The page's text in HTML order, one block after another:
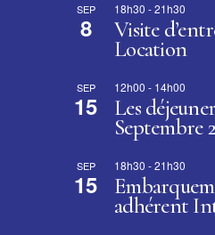
SEP
8
18h30 -21h30
Visite
Location
SEP
15
12h00 - 14h00
Les
Septembre
SEP
15
18h30 -21h30
adhérent